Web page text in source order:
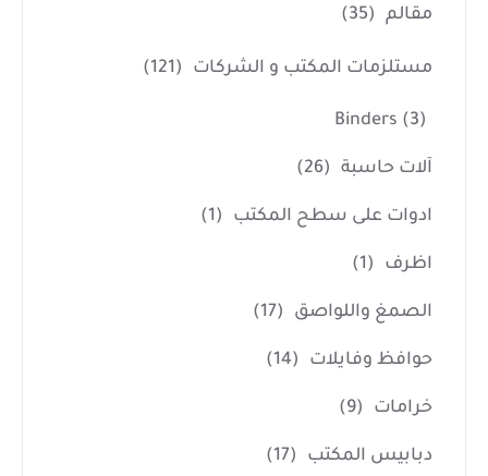
مقالم (35)
مستلزمات المكتب و الشركات (121)
Binders (3)
آلات حاسبة (26)
ادوات على سطح المكتب (1)
اظرف (1)
الصمغ واللواصق (17)
حوافظ وفايلات (14)
خرامات (9)
دبابيس المكتب (17)